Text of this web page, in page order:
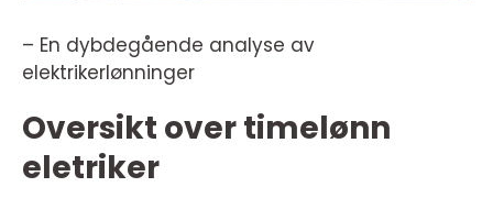
– En dybdegående analyse av
elektrikerlønninger
Oversikt over timelønn
eletriker